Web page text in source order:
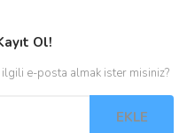
Ol!
ilgili e-posta almak ister misiniz?
EKLE